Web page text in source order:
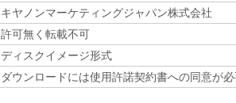
キヤノンマーケティングジャパン株式会社
許可無く転載不可
ディスクイメージ形式
ダウンロードには使用許諾契約書への同意が